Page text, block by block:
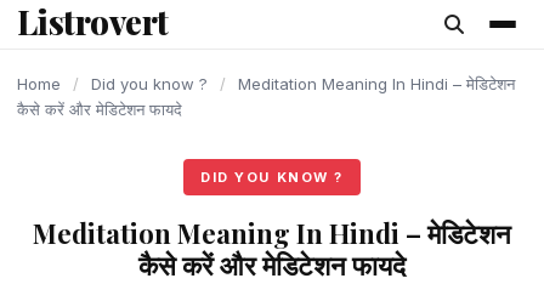
content
Listrovert
Home / Did you know ? /
Meditation Meaning In Hindi – मेडिटेशन
कैसे करें और मेडिटेशन फायदे
DID YOU KNOW ?
Meditation Meaning In Hindi – मेडिटेशन
कैसे करें और मेडिटेशन फायदे